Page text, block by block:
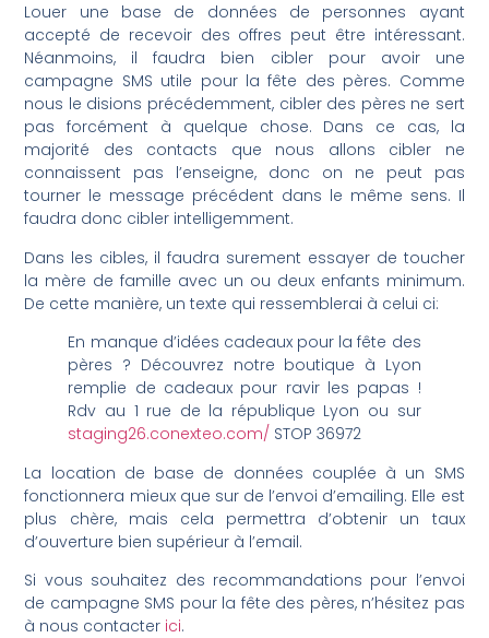
Louer une base de données de personnes ayant
accepté de recevoir des offres peut être intéressant.
Néanmoins, il faudra bien cibler pour avoir une
campagne SMS utile pour la fête des pères. Comme
nous le disions précédemment, cibler des pères ne sert
pas forcément à quelque chose. Dans ce cas, la
majorité des contacts que nous allons cibler ne
connaissent pas l’enseigne, donc on ne peut pas
tourner le message précédent dans le même sens. Il
faudra donc cibler intelligemment.
Dans les cibles, il faudra surement essayer de toucher
la mère de famille avec un ou deux enfants minimum.
De cette manière, un texte qui ressemblerai à celui ci:
En manque d’idées cadeaux pour la fête des
pères ? Découvrez notre boutique à Lyon
remplie de cadeaux pour ravir les papas !
Rdv au 1 rue de la république Lyon ou sur
staging26.conexteo.com/ STOP 36972
La location de base de données couplée à un SMS
fonctionnera mieux que sur de l’envoi d’emailing. Elle est
plus chère, mais cela permettra d’obtenir un taux
d’ouverture bien supérieur à l’email.
Si vous souhaitez des recommandations pour l’envoi
de campagne SMS pour la fête des pères, n’hésitez pas
à nous contacter ici.